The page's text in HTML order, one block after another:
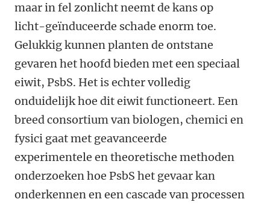
maar in fel zonlicht neemt de kans op
licht-geïnduceerde schade enorm toe.
Gelukkig kunnen planten de ontstane
gevaren het hoofd bieden met een speciaal
eiwit, PsbS. Het is echter volledig
onduidelijk hoe dit eiwit functioneert. Een
breed consortium van biologen, chemici en
fysici gaat met geavanceerde
experimentele en theoretische methoden
onderzoeken hoe PsbS het gevaar kan
onderkennen en een cascade van processen